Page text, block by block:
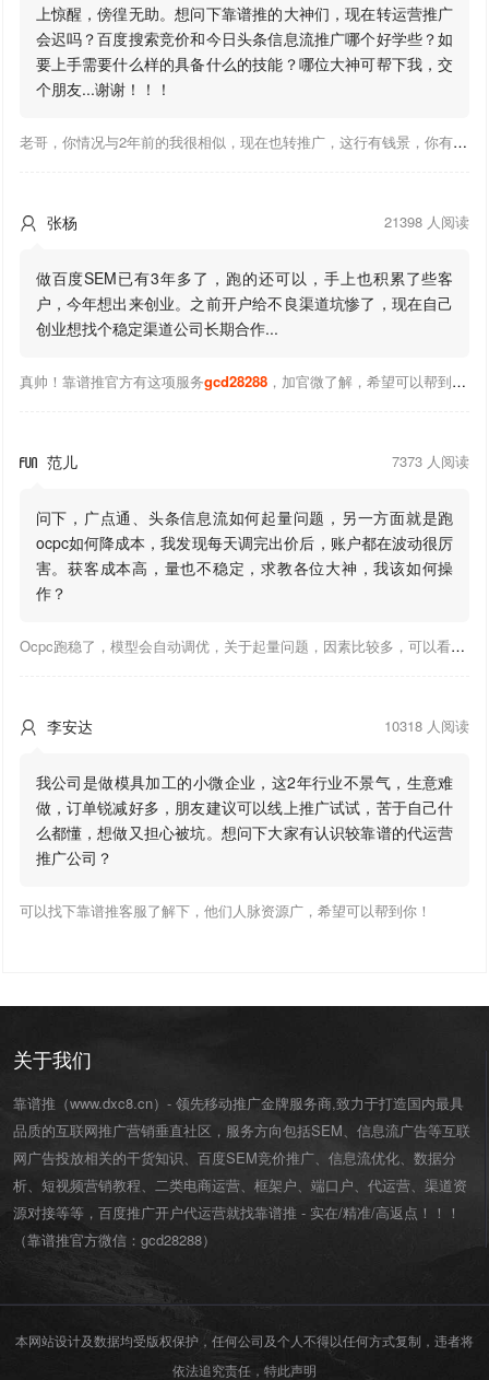
上惊醒，傍徨无助。想问下靠谱推的大神们，现在转运营推广
会迟吗？百度搜索竞价和今日头条信息流推广哪个好学些？如
要上手需要什么样的具备什么的技能？哪位大神可帮下我，交
个朋友...谢谢！！！
老哥，你情况与2年前的我很相似，现在也转推广，这行有钱景，你有基础上手会比较快，不必担心。至于学竞价还是信息流哪个好，我是信息流广告入手，现在迷上靠谱推关注大神们的营销推广干货。有空你也可多泡下这站，真能学到不少东西；希望可以帮到你！
 张杨 21398 人阅读
做百度SEM已有3年多了，跑的还可以，手上也积累了些客
户，今年想出来创业。之前开户给不良渠道坑惨了，现在自己
创业想找个稳定渠道公司长期合作...
真帅！靠谱推官方有这项服务gcd28288，加官微了解，希望可以帮到你！
 范儿 7373 人阅读
问下，广点通、头条信息流如何起量问题，另一方面就是跑
ocpc如何降成本，我发现每天调完出价后，账户都在波动很厉
害。获客成本高，量也不稳定，求教各位大神，我该如何操
作？
Ocpc跑稳了，模型会自动调优，关于起量问题，因素比较多，可以看下靠谱推大神出的干货文章，都是经验总结，应该可以找到对应解决。
 李安达 10318 人阅读
我公司是做模具加工的小微企业，这2年行业不景气，生意难
做，订单锐减好多，朋友建议可以线上推广试试，苦于自己什
么都懂，想做又担心被坑。想问下大家有认识较靠谱的代运营
推广公司？
可以找下靠谱推客服了解下，他们人脉资源广，希望可以帮到你！
关于我们
靠谱推（www.dxc8.cn）- 领先移动推广金牌服务商,致力于打造国内最具
品质的互联网推广营销垂直社区，服务方向包括SEM、信息流广告等互联
网广告投放相关的干货知识、百度SEM竞价推广、信息流优化、数据分
析、短视频营销教程、二类电商运营、 框架户 端口户 代运营 、渠道资
源对接等等，百度推广开户代运营就找靠谱推 - 实在/精准/高返点！！！
（靠谱推官方微信： gcd28288）
本网站设计及数据均受版权保护，任何公司及个人不得以任何方式复制，违者将
依法追究责任，特此声明